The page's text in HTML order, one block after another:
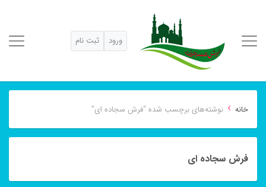
ورود ثبت نام
خانه › نوشته‌های برچسب شده “فرش سجاده ای”
فرش سجاده ای